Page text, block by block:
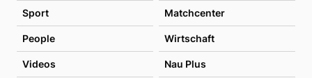
Sport Matchcenter
People Wirtschaft
Videos Nau Plus